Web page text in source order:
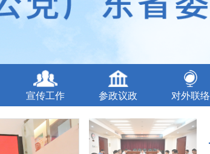
宣传工作 参政议政 对外联络